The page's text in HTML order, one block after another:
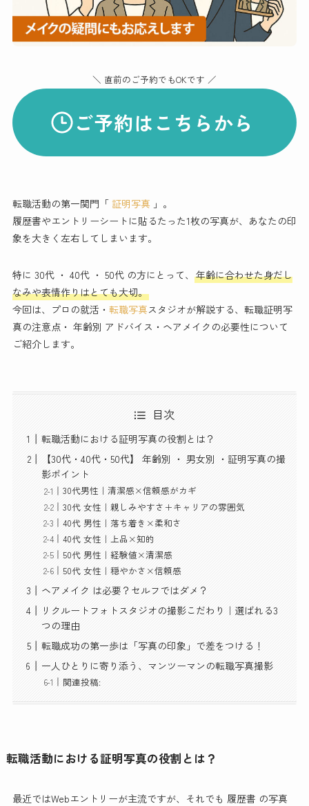
＼ 直前のご予約でもOKです ／
ご予約はこちらから
転職活動の第一関門「 証明写真 」。
履歴書やエントリーシートに貼るたった1枚の写真が、あなたの印
象を大きく左右してしまいます。
特に 30代 ・ 40代 ・ 50代 の方にとって、 年齢に合わせた身だし
なみや表情作りはとても大切。
今回は、プロの就活・ 転職写真スタジオが解説する、転職証明写
真の注意点・ 年齢別 アドバイス・ヘアメイクの必要性について
ご紹介します。
目次
転職活動における証明写真の役割とは？
【30代・40代・50代】 年齢別 ・ 男女別 ・証明写真の撮
影ポイント
30代男性｜清潔感×信頼感がカギ
30代 女性｜親しみやすさ＋キャリアの雰囲気
40代 男性｜落ち着き×柔和さ
40代 女性｜上品×知的
50代 男性｜経験値×清潔感
50代 女性｜穏やかさ×信頼感
ヘアメイク は必要？セルフではダメ？
リクルートフォトスタジオの撮影こだわり｜選ばれる3
つの理由
転職成功の第一歩は「写真の印象」で差をつける！
一人ひとりに寄り添う、マンツーマンの転職写真撮影
関連投稿:
転職活動における証明写真の役割とは？
最近ではWebエントリーが主流ですが、それでも 履歴書 の写真